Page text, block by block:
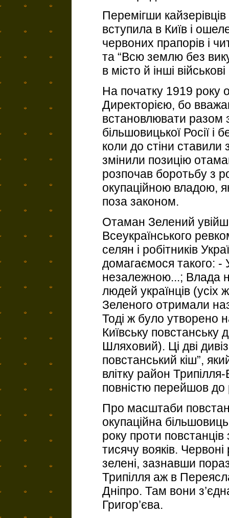
Перемігши кайзерівців
вступила в Київ і
червоних прапорів і
та “Всю землю без
в місто й інші
На початку 1919 року
Директорією, бо
встановлювати разом
більшовицької Росії і
коли до стіни ставили
змінили позицію
розпочав боротьбу з
окупаційною владою,
поза законом.
Отаман Зелений
Всеукраїнського
селян і робітників
домагаємося такого: -
незалежною...; Влада
людей українців (усіх
Зеленого отримали
Тоді ж було утворено
Київську повстанську
Шляховий). Ці дві
повстанський кіш”,
влітку район
повністю перейшов до
Про масштаби
окупаційна
року проти
тисячу вояків.
зелені, зазнавши
Трипілля аж в
Дніпро. Там вони
Григор’єва.